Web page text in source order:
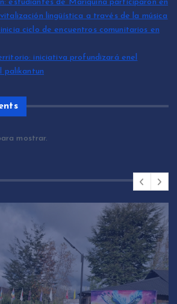
estudiantes de Mariquina participaron en
lingüística a través de la música
ciclo de encuentros comunitarios en
iniciativa profundizará enel
palikantun
mostrar.